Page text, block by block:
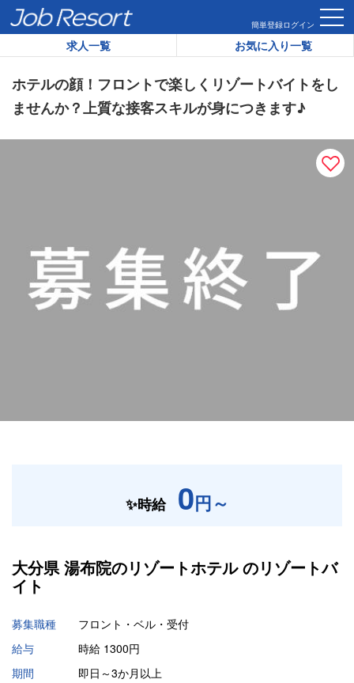
簡単登録ログイン
求人一覧 お気に入り一覧
HOME 求人一覧 ホテルの顔！フロントで楽しくリゾートバ
リゾートバイト求人番号：
ホテルの顔！フロントで楽しくリゾートバイトをし
ませんか？上質な接客スキルが身につきます♪
✨時給 0円～
大分県 湯布院のリゾートホテル のリゾートバ
イト
募集職種
フロント・ベル・受付
給与
時給 1300円
期間
即日～3か月以上